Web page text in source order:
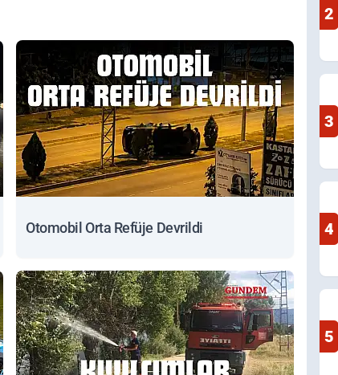
Otomobil Orta Refüje Devrildi
2
3
4
5